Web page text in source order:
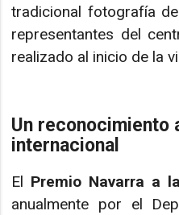
tradicional fotografía
representantes del
realizado al inicio de la
Un reconocimiento
internacional
El Premio Navarra a
anualmente por el